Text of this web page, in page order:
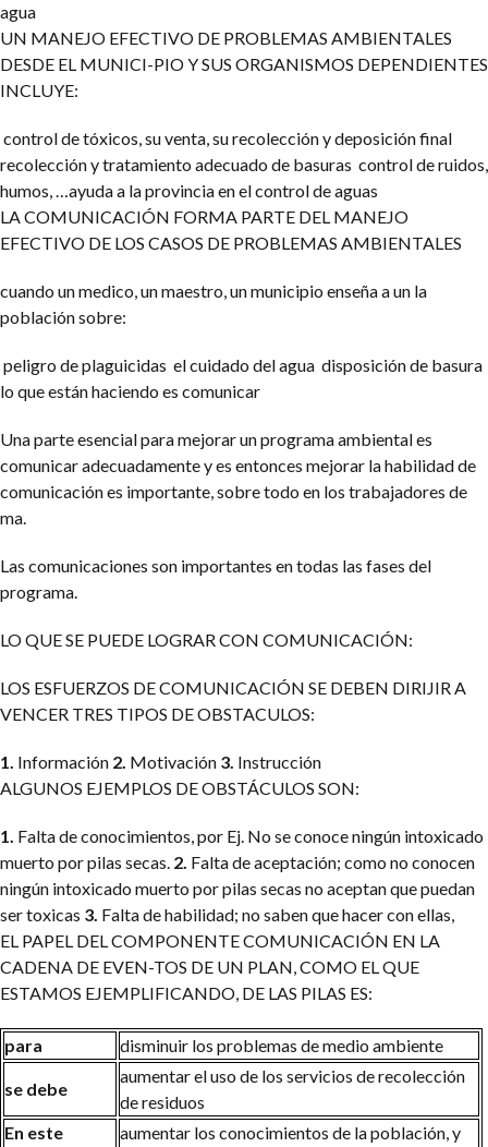
agua
UN MANEJO EFECTIVO DE PROBLEMAS AMBIENTALES
DESDE EL MUNICI-PIO Y SUS ORGANISMOS DEPENDIENTES
INCLUYE:
control de tóxicos, su venta, su recolección y deposición final
recolección y tratamiento adecuado de basuras control de ruidos,
humos, …ayuda a la provincia en el control de aguas
LA COMUNICACIÓN FORMA PARTE DEL MANEJO
EFECTIVO DE LOS CASOS DE PROBLEMAS AMBIENTALES
cuando un medico, un maestro, un municipio enseña a un la
población sobre:
peligro de plaguicidas el cuidado del agua disposición de basura
lo que están haciendo es comunicar
Una parte esencial para mejorar un programa ambiental es
comunicar adecuadamente y es entonces mejorar la habilidad de
comunicación es importante, sobre todo en los trabajadores de
ma.
Las comunicaciones son importantes en todas las fases del
programa.
LO QUE SE PUEDE LOGRAR CON COMUNICACIÓN:
LOS ESFUERZOS DE COMUNICACIÓN SE DEBEN DIRIJIR A
VENCER TRES TIPOS DE OBSTACULOS:
1. Información 2. Motivación 3. Instrucción
ALGUNOS EJEMPLOS DE OBSTÁCULOS SON:
1. Falta de conocimientos, por Ej. No se conoce ningún intoxicado
muerto por pilas secas. 2. Falta de aceptación; como no conocen
ningún intoxicado muerto por pilas secas no aceptan que puedan
ser toxicas 3. Falta de habilidad; no saben que hacer con ellas,
EL PAPEL DEL COMPONENTE COMUNICACIÓN EN LA
CADENA DE EVEN-TOS DE UN PLAN, COMO EL QUE
ESTAMOS EJEMPLIFICANDO, DE LAS PILAS ES:
para disminuir los problemas de medio ambiente
se debe
aumentar el uso de los servicios de recolección
de residuos
En este
aumentar los conocimientos de la población, y